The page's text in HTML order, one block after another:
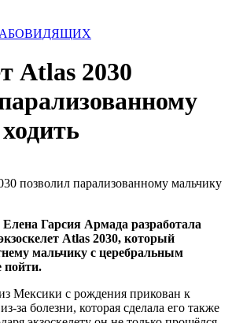
Atlas 2030
Гарсия Армада разработала
Atlas 2030, который
мальчику с церебральным
пойти.
Мексики с рождения прикован к
за болезни, которая сделала его также